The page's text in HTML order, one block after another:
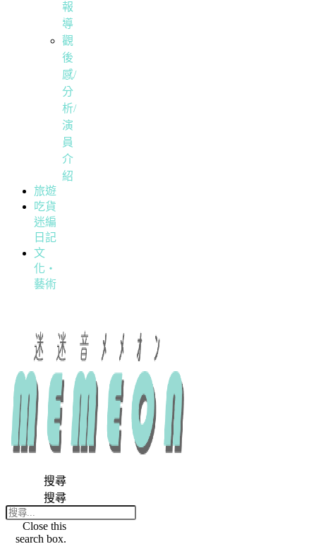
報
導
觀
後
感/
分
析/
演
員
介
紹
旅遊
吃貨
迷編
日記
文
化・
藝術
搜尋
搜尋
Close this
search box.